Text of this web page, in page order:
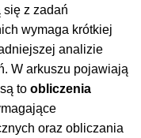
się z zadań
wymaga krótkiej
analizie
W arkuszu pojawiają
są toobliczenia
oraz obliczania